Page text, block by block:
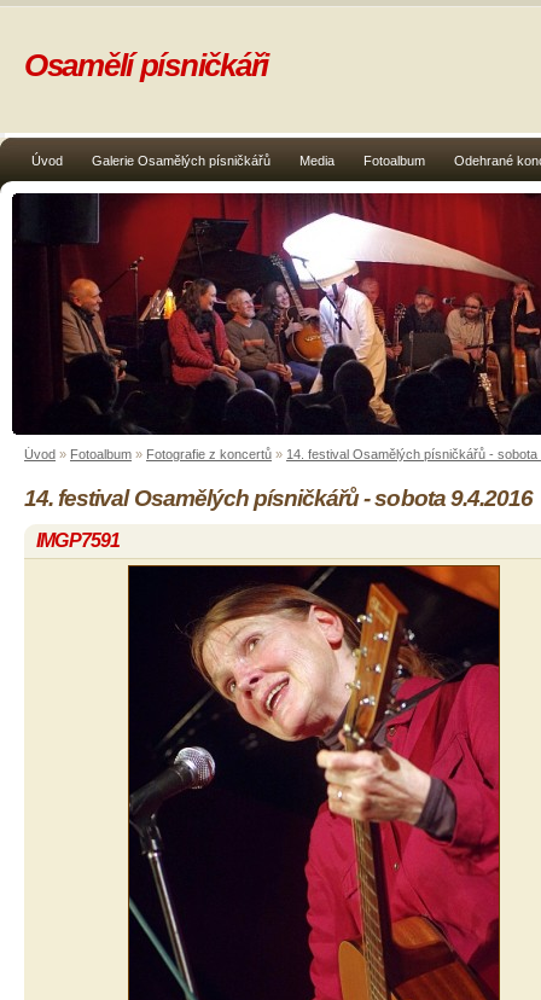
Úvod Galerie Osamělých písničkářů Media Fotoalbum Odehrané
Osamělí písničkáři
Úvod » Fotoalbum » Fotografie z koncertů » 14. festival Osamělých písničkářů - sobota
14. festival Osamělých písničkářů - sobota 9.4.2016
IMGP7591